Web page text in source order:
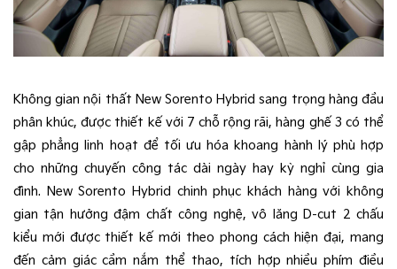
Không gian nội thất New Sorento Hybrid sang trọng hàng đầu
phân khúc, được thiết kế với 7 chỗ rộng rãi, hàng ghế 3 có thể
gập phẳng linh hoạt để tối ưu hóa khoang hành lý phù hợp
cho những chuyến công tác dài ngày hay kỳ nghỉ cùng gia
đình. New Sorento Hybrid chinh phục khách hàng với không
gian tận hưởng đậm chất công nghệ, vô lăng D-cut 2 chấu
kiểu mới được thiết kế mới theo phong cách hiện đại, mang
đến cảm giác cầm nắm thể thao, tích hợp nhiều phím điều